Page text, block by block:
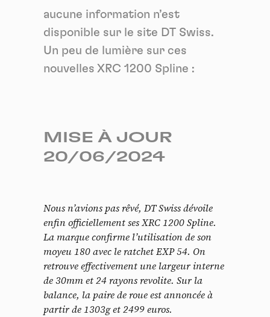
aucune information n’est
disponible sur le site DT Swiss.
Un peu de lumière sur ces
nouvelles XRC 1200 Spline :
MISE À JOUR
20/06/2024
Nous n’avions pas rêvé, DT Swiss dévoile
enfin officiellement ses XRC 1200 Spline.
La marque confirme l’utilisation de son
moyeu 180 avec le ratchet EXP 54. On
retrouve effectivement une largeur interne
de 30mm et 24 rayons revolite. Sur la
balance, la paire de roue est annoncée à
partir de 1303g et 2499 euros.